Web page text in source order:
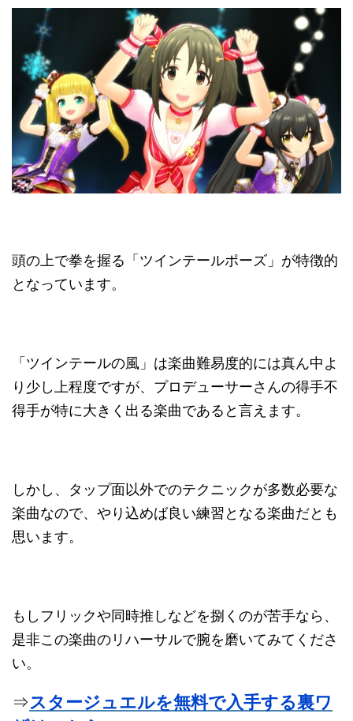
頭の上で拳を握る「ツインテールポーズ」が特徴的
となっています。
「ツインテールの風」は楽曲難易度的には真ん中よ
り少し上程度ですが、プロデューサーさんの得手不
得手が特に大きく出る楽曲であると言えます。
しかし、タップ面以外でのテクニックが多数必要な
楽曲なので、やり込めば良い練習となる楽曲だとも
思います。
もしフリックや同時推しなどを捌くのが苦手なら、
是非この楽曲のリハーサルで腕を磨いてみてくださ
い。
⇒スタージュエルを無料で入手する裏ワ